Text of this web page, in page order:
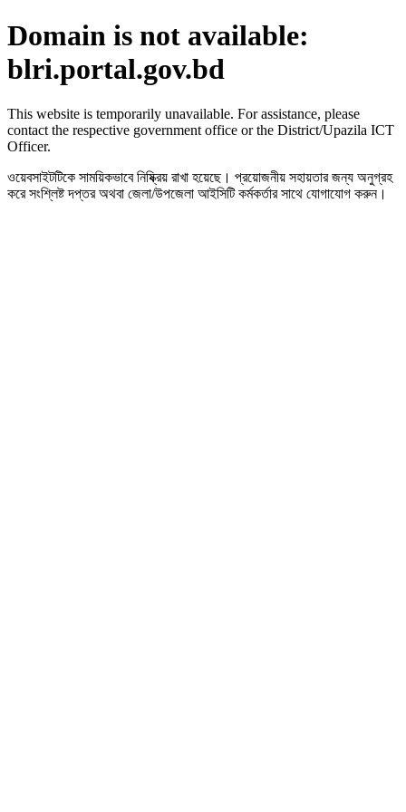
Domain is not available:
blri.portal.gov.bd
This website is temporarily unavailable. For assistance, please
contact the respective government office or the District/Upazila ICT
Officer.
ওয়েবসাইটটিকে সাময়িকভাবে নিষ্ক্রিয় রাখা হয়েছে। প্রয়োজনীয় সহায়তার জন্য অনুগ্রহ
করে সংশ্লিষ্ট দপ্তর অথবা জেলা/উপজেলা আইসিটি কর্মকর্তার সাথে যোগাযোগ করুন।